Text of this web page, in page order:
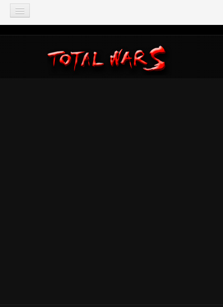
TOTAL WAR
Total War: Three Kingdoms
Total War: Warhammer